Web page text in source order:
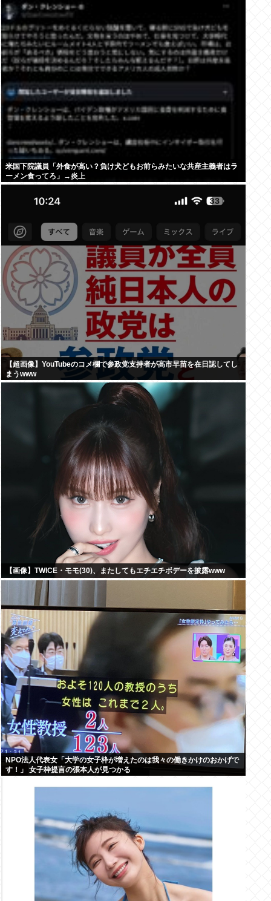
米国下院議員「外食が高い？負け犬どもお前らみたいな共産主義者はラ
ーメン食ってろ」→炎上
【超画像】YouTubeのコメ欄で参政党支持者が高市早苗を在日認してし
まうwww
【画像】TWICE・モモ(30)、またしてもエチエチボデーを披露www
NPO法人代表女「大学の女子枠が増えたのは我々の働きかけのおかげで
す！」 女子枠提言の張本人が見つかる